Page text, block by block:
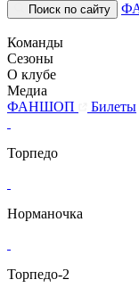
Поиск по сайту
Команды
Сезоны
О клубе
Медиа
ФАНШОП
Билеты
Торпедо
Норманочка
Торпедо-2